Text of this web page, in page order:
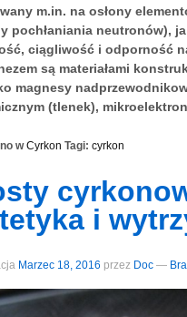
m.in. na osłony
pochłaniania neutronów),
ciągliwość i odporność
są materiałami
magnesy
(tlenek),
wCyrkon Tagi: cyrkon
i
Marzec 18, 2016 przez Doc —